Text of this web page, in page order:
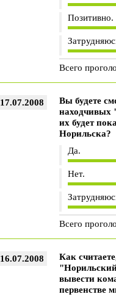
Позитивно.
Всего
17.07.2008
Вы будете
находчивых
их будет
Норильска?
Да.
Нет.
Всего
16.07.2008
Как
вывести
первенстве